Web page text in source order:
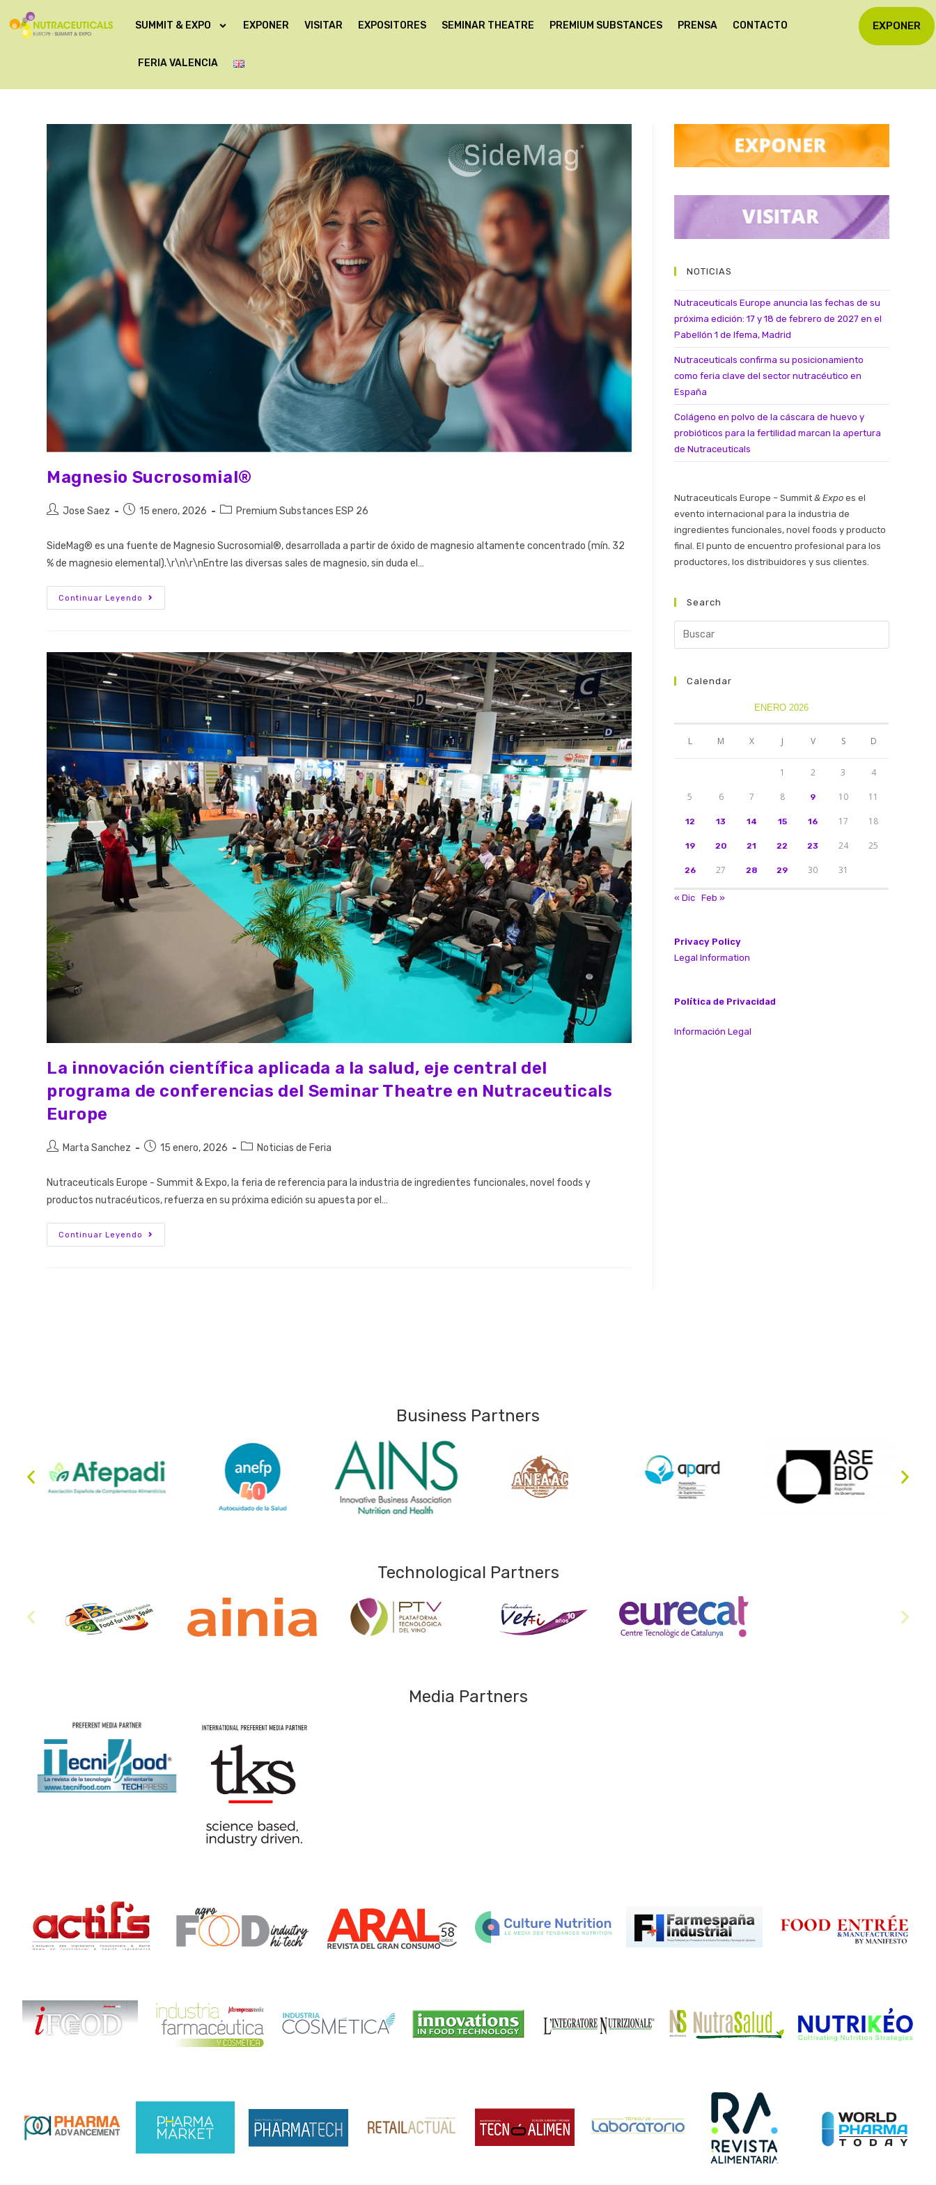
SUMMIT & EXPO EXPONER VISITAR EXPOSITORES SEMINAR THEATRE PREMIUM SUBSTANCES PRENSA CONTACTO
FERIA VALENCIA
EXPONER
Magnesio Sucrosomial®
Jose Saez 15 enero, 2026 Premium Substances ESP 26
SideMag® es una fuente de Magnesio Sucrosomial®, desarrollada a partir de óxido de magnesio altamente concentrado (mín. 32
% de magnesio elemental).\r\n\r\nEntre las diversas sales de magnesio, sin duda el…
Continuar Leyendo
La innovación científica aplicada a la salud, eje central del
programa de conferencias del Seminar Theatre en Nutraceuticals
Europe
Marta Sanchez 15 enero, 2026 Noticias de Feria
Nutraceuticals Europe - Summit & Expo, la feria de referencia para la industria de ingredientes funcionales, novel foods y
productos nutracéuticos, refuerza en su próxima edición su apuesta por el…
Continuar Leyendo
NOTICIAS
Nutraceuticals Europe anuncia las fechas de su
próxima edición: 17 y 18 de febrero de 2027 en el
Pabellón 1 de Ifema, Madrid
Nutraceuticals confirma su posicionamiento
como feria clave del sector nutracéutico en
España
Colágeno en polvo de la cáscara de huevo y
probióticos para la fertilidad marcan la apertura
de Nutraceuticals
Nutraceuticals Europe – Summit& Expo es el
evento internacional para la industria de
ingredientes funcionales, novel foods y producto
final. El punto de encuentro profesional para los
productores, los distribuidores y sus clientes.
Search
Calendar
ENERO 2026
L M X J V S D
1 2 3 4
5 6 7 8 9 10 11
12 13 14 15 16 17 18
19 20 21 22 23 24 25
26 27 28 29 30 31
« Dic Feb »
Privacy Policy
Legal Information
Política de Privacidad
Información Legal
Business Partners
Technological Partners
Media Partners